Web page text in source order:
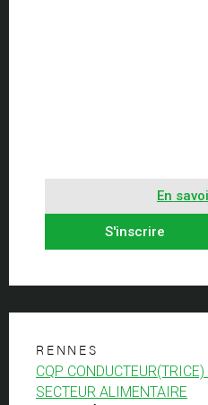
En
S'inscrire
RENNES
CQP
SECTEUR ALIMENTAIRE